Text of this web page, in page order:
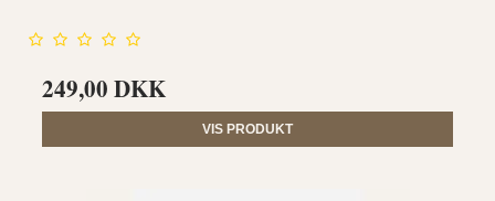
249,00 DKK
VIS PRODUKT